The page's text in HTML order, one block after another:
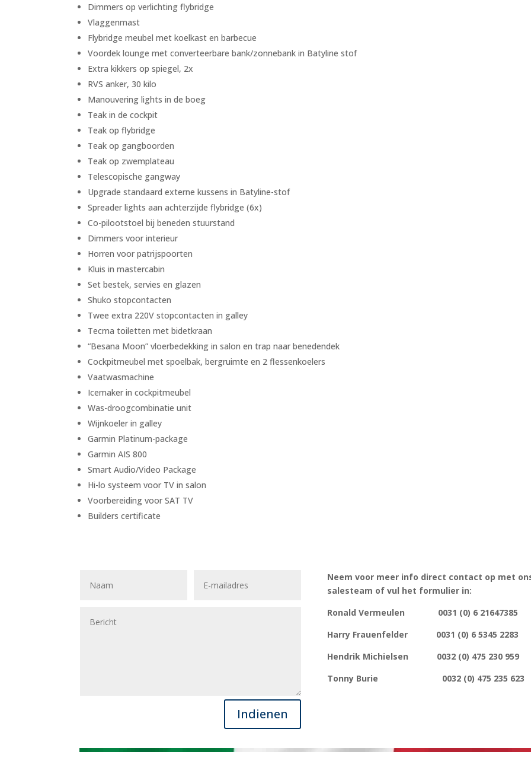
Dimmers op verlichting flybridge
Vlaggenmast
Flybridge meubel met koelkast en barbecue
Voordek lounge met converteerbare bank/zonnebank in Batyline stof
Extra kikkers op spiegel, 2x
RVS anker, 30 kilo
Manouvering lights in de boeg
Teak in de cockpit
Teak op flybridge
Teak op gangboorden
Teak op zwemplateau
Telescopische gangway
Upgrade standaard externe kussens in Batyline-stof
Spreader lights aan achterzijde flybridge (6x)
Co-pilootstoel bij beneden stuurstand
Dimmers voor interieur
Horren voor patrijspoorten
Kluis in mastercabin
Set bestek, servies en glazen
Shuko stopcontacten
Twee extra 220V stopcontacten in galley
Tecma toiletten met bidetkraan
“Besana Moon” vloerbedekking in salon en trap naar benedendek
Cockpitmeubel met spoelbak, bergruimte en 2 flessenkoelers
Vaatwasmachine
Icemaker in cockpitmeubel
Was-droogcombinatie unit
Wijnkoeler in galley
Garmin Platinum-package
Garmin AIS 800
Smart Audio/Video Package
Hi-lo systeem voor TV in salon
Voorbereiding voor SAT TV
Builders certificate
Indienen
Neem voor meer info direct contact op met
salesteam of vul het formulier in:
Ronald Vermeulen 0031 (0) 6 21647385
Harry Frauenfelder 0031 (0) 6 5345 2283
Hendrik Michielsen 0032 (0) 475 230 959
Tonny Burie 0032 (0) 475 235 623